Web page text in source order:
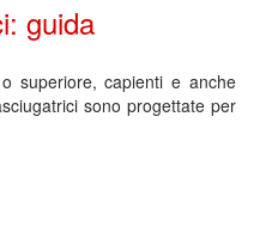
guida
superiore, capienti e anche
sono progettate per